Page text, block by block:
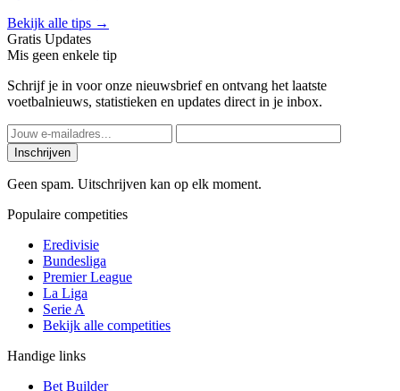
Bekijk alle tips →
Gratis Updates
Mis geen enkele tip
Schrijf je in voor onze nieuwsbrief en ontvang het laatste
voetbalnieuws, statistieken en updates direct in je inbox.
Inschrijven
Geen spam. Uitschrijven kan op elk moment.
Populaire competities
Eredivisie
Bundesliga
Premier League
La Liga
Serie A
Bekijk alle competities
Handige links
Bet Builder